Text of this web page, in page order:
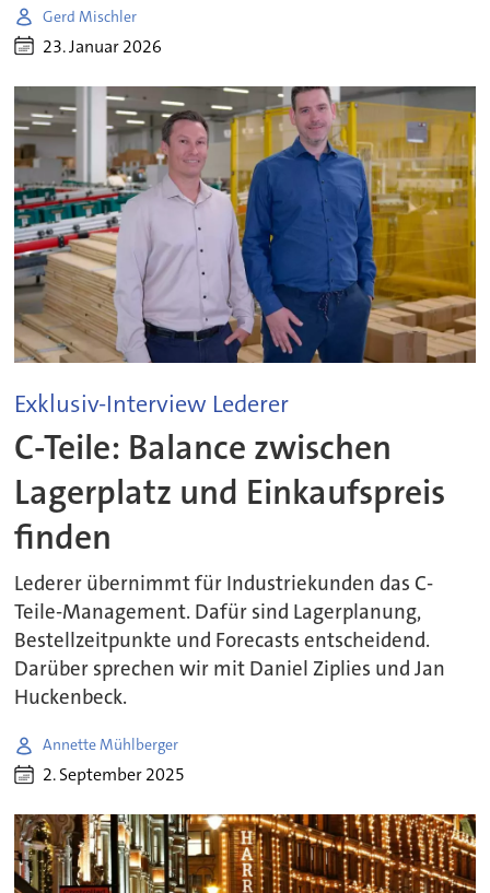
Gerd Mischler
23. Januar 2026
Exklusiv-Interview Lederer
C-Teile: Balance zwischen
Lagerplatz und Einkaufspreis
finden
Lederer übernimmt für Industriekunden das C-
Teile-Management. Dafür sind Lagerplanung,
Bestellzeitpunkte und Forecasts entscheidend.
Darüber sprechen wir mit Daniel Ziplies und Jan
Huckenbeck.
Annette Mühlberger
2. September 2025